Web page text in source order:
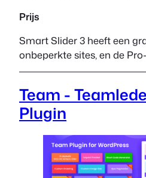
Prijs
Smart Slider 3 heeft een
onbeperkte sites, en de
Team -
Plugin